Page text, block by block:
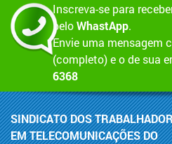
Inscreva-se para
peloWhastApp.
Envie uma mensagem
(completo) e o de sua
6368
SINDICATO DOS
EM TELECOMUNICAÇÕES DO